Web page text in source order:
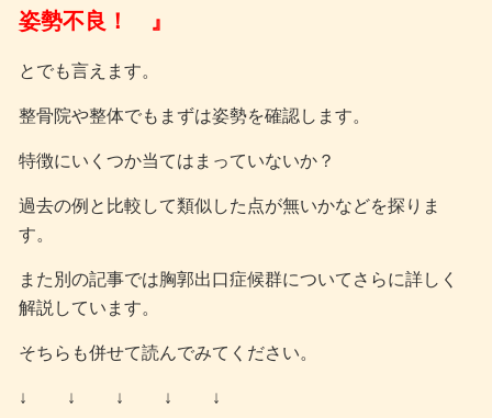
姿勢不良！ 』
とでも言えます。
整骨院や整体でもまずは姿勢を確認します。
特徴にいくつか当てはまっていないか？
過去の例と比較して類似した点が無いかなどを探りま
す。
また別の記事では胸郭出口症候群についてさらに詳しく
解説しています。
そちらも併せて読んでみてください。
↓ ↓ ↓ ↓ ↓